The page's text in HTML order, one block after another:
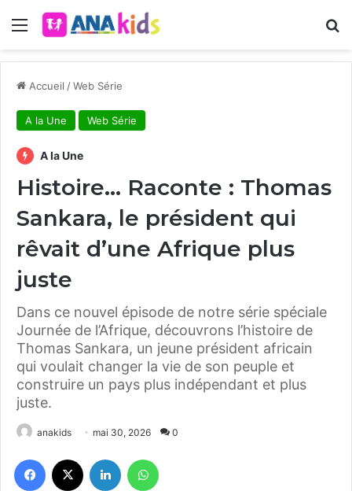
Menu
Accueil /Web Série
A la Une Web Série
A la Une
Histoire… Raconte : Thomas
Sankara, le président qui
rêvait d’une Afrique plus
juste
Dans ce nouvel épisode de notre série spéciale
Journée de l’Afrique, découvrons l’histoire de
Thomas Sankara, un jeune président africain
qui voulait changer la vie de son peuple et
construire un pays plus indépendant et plus
juste.
anakids mai 30, 2026 0
Facebook Linkedin